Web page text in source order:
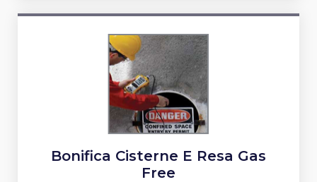
Bonifica Cisterne E Resa Gas
Free